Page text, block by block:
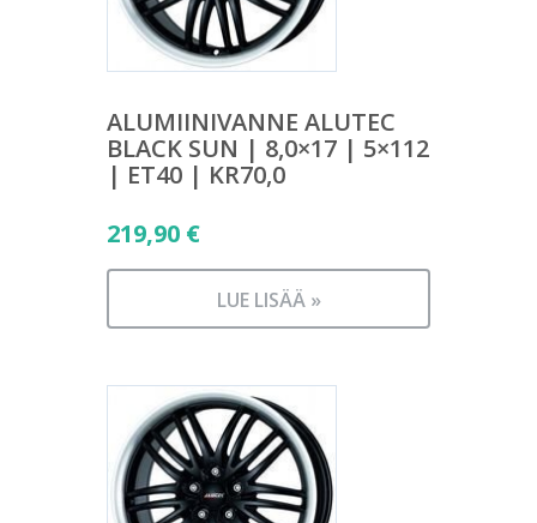
ALUMIINIVANNE ALUTEC
BLACK SUN | 8,0×17 | 5×112
| ET40 | KR70,0
219,90 €
LUE LISÄÄ »